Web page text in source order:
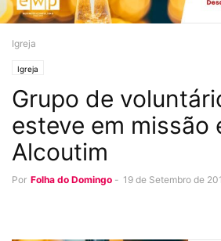
Igreja
Igreja
Grupo de
esteve em missão
Alcoutim
Por Folha do Domingo - 19 de Setembro de